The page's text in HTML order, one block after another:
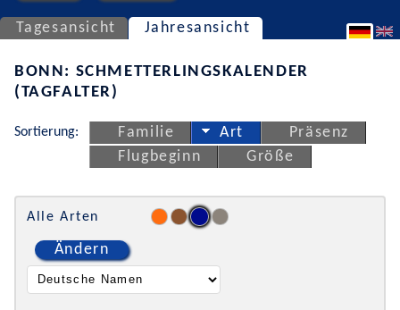
Tagesansicht Jahresansicht
BONN: SCHMETTERLINGSKALENDER
(TAGFALTER)
Sortierung: Familie Art
Präsenz
Flugbeginn
Größe
Alle Arten
Ändern